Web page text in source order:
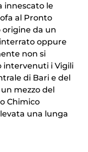
innescato le
al Pronto
origine da un
oppure
non si
intervenuti i Vigili
di Bari e del
mezzo del
Chimico
levata una lunga